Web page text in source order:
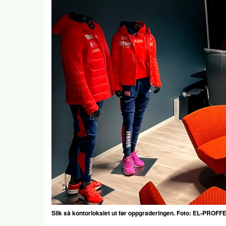
Slik så kontorlokalet ut før oppgraderingen. Foto: EL-